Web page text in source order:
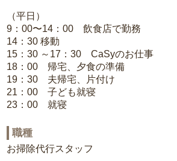
（平日）
9：00〜14：00 飲食店で勤務
14：30 移動
15：30 ～17：30 CaSyのお仕事
18：00 帰宅、夕食の準備
19：30 夫帰宅、片付け
21：00 子ども就寝
23：00 就寝
職種
お掃除代行スタッフ